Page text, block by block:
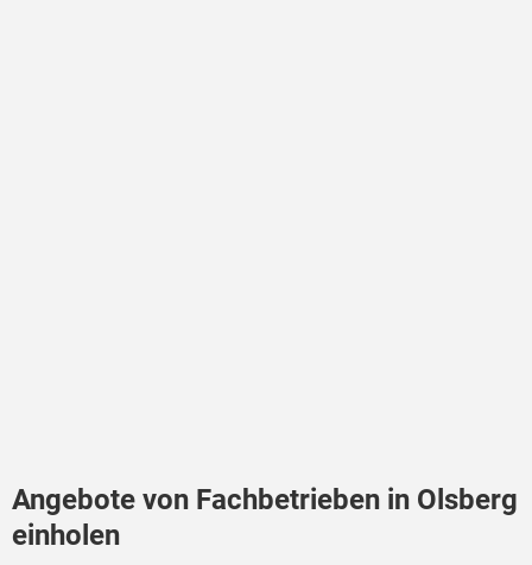
Angebote von Fachbetrieben in Olsberg
einholen